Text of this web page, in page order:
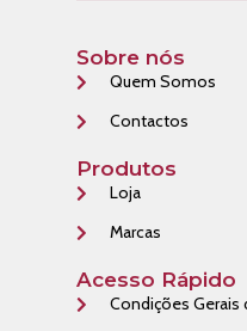
Sobre nós
Quem Somos
Contactos
Produtos
Loja
Marcas
Acesso Rápido
Condições Gerais